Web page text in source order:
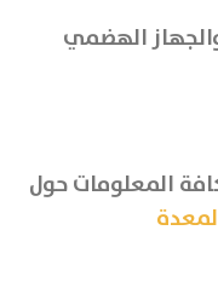
الهضمي
المعلومات حول